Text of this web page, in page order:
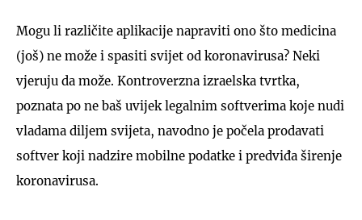
Mogu li različite aplikacije napraviti ono što medicina
(još) ne može i spasiti svijet od koronavirusa? Neki
vjeruju da može. Kontroverzna izraelska tvrtka,
poznata po ne baš uvijek legalnim softverima koje nudi
vladama diljem svijeta, navodno je počela prodavati
softver koji nadzire mobilne podatke i predviđa širenje
koronavirusa.